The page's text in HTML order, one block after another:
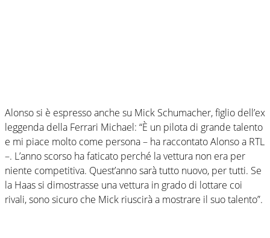
Alonso si è espresso anche su Mick Schumacher, figlio dell’ex
leggenda della Ferrari Michael: “È un pilota di grande talento
e mi piace molto come persona – ha raccontato Alonso a RTL
–. L’anno scorso ha faticato perché la vettura non era per
niente competitiva. Quest’anno sarà tutto nuovo, per tutti. Se
la Haas si dimostrasse una vettura in grado di lottare coi
rivali, sono sicuro che Mick riuscirà a mostrare il suo talento”.